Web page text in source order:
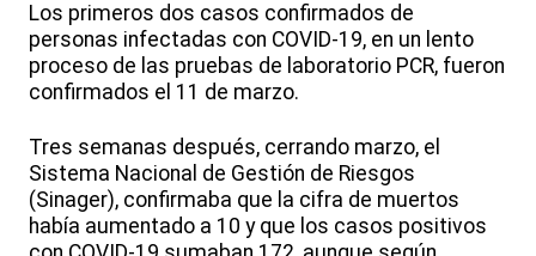
Los primeros dos casos confirmados de
personas infectadas con COVID-19, en un lento
proceso de las pruebas de laboratorio PCR, fueron
confirmados el 11 de marzo.
Tres semanas después, cerrando marzo, el
Sistema Nacional de Gestión de Riesgos
(Sinager), confirmaba que la cifra de muertos
había aumentado a 10 y que los casos positivos